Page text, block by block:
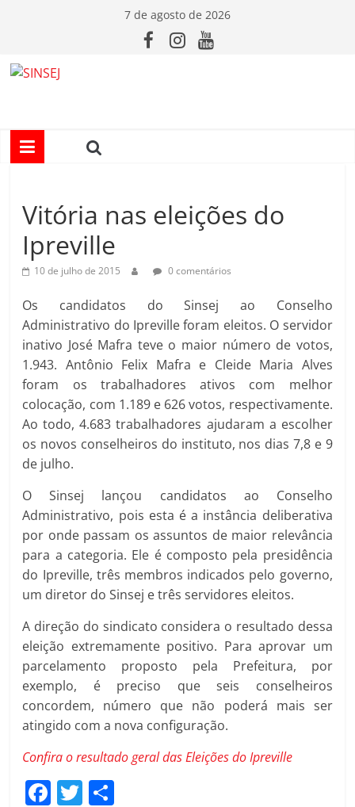
conteúdo
7 de agosto de 2026
I
S
E
Vitória nas eleições do
Ipreville
10 de julho de 2015 0 comentários
Os candidatos do Sinsej ao Conselho
Administrativo do Ipreville foram eleitos. O servidor
inativo José Mafra teve o maior número de votos,
1.943. Antônio Felix Mafra e Cleide Maria Alves
foram os trabalhadores ativos com melhor
colocação, com 1.189 e 626 votos, respectivamente.
Ao todo, 4.683 trabalhadores ajudaram a escolher
os novos conselheiros do instituto, nos dias 7,8 e 9
de julho.
O Sinsej lançou candidatos ao Conselho
Administrativo, pois esta é a instância deliberativa
por onde passam os assuntos de maior relevância
para a categoria. Ele é composto pela presidência
do Ipreville, três membros indicados pelo governo,
um diretor do Sinsej e três servidores eleitos.
A direção do sindicato considera o resultado dessa
eleição extremamente positivo. Para aprovar um
parcelamento proposto pela Prefeitura, por
exemplo, é preciso que seis conselheiros
concordem, número que não poderá mais ser
atingido com a nova configuração.
Confira o resultado geral das Eleições do Ipreville
F T